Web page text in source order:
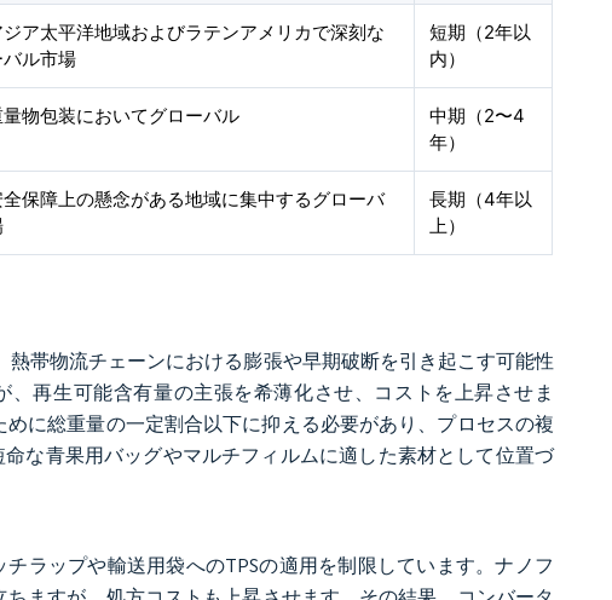
ア太平洋地域およびラテンアメリカで深刻な
ル市場
短期（2年以
内）
物包装においてグローバル
中期（2〜4
年）
保障上の懸念がある地域に集中するグローバ
長期（4年以
上）
帯物流チェーンにおける膨張や早期破断を引き起こす可能性
再生可能含有量の主張を希薄化させ、コストを上昇させま
に総重量の一定割合以下に抑える必要があり、プロセスの複
な青果用バッグやマルチフィルムに適した素材として位置づ
ラップや輸送用袋へのTPSの適用を制限しています。ナノフ